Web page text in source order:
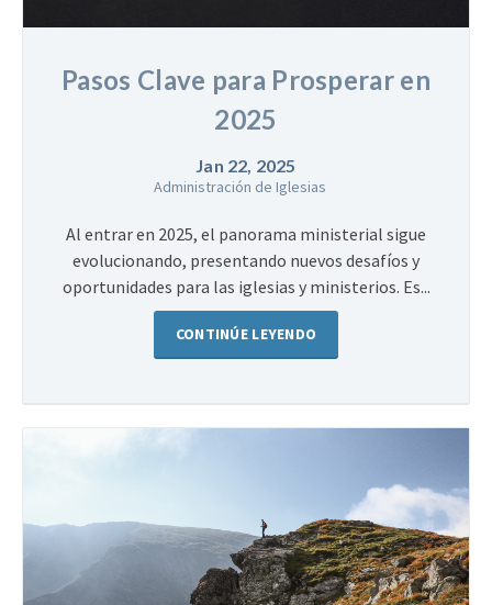
Pasos Clave para Prosperar en
2025
Jan 22, 2025
Administración de Iglesias
Al entrar en 2025, el panorama ministerial sigue
evolucionando, presentando nuevos desafíos y
oportunidades para las iglesias y ministerios. Es...
CONTINÚE LEYENDO